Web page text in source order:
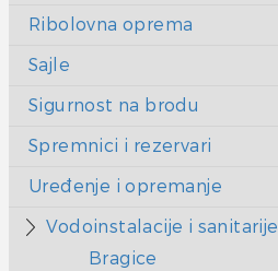
Ribolovna oprema
Sajle
Sigurnost na brodu
Spremnici i rezervari
Uređenje i opremanje
Vodoinstalacije i sanitarije
Bragice